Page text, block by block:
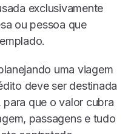
exclusivamente
ou pessoa que
uma viagem
deve ser destinada
para que o valor cubra
passagens e tudo